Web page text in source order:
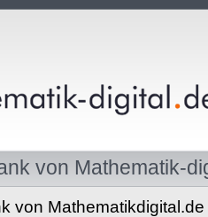
von Mathematik-
von